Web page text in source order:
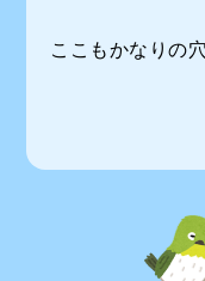
ここもかなりの